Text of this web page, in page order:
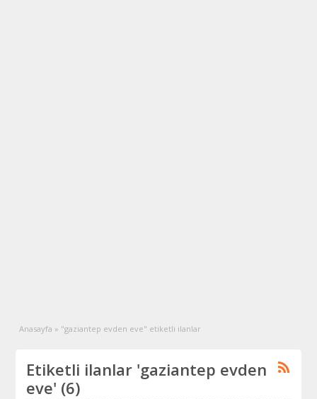
Anasayfa » "gaziantep evden eve" etiketli ilanlar
Etiketli ilanlar 'gaziantep evden
eve' (6)